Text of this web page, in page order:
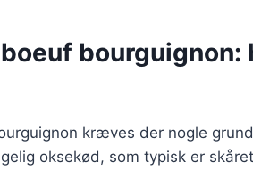
bourguignon:
kræves der nogle
oksekød, som typisk er